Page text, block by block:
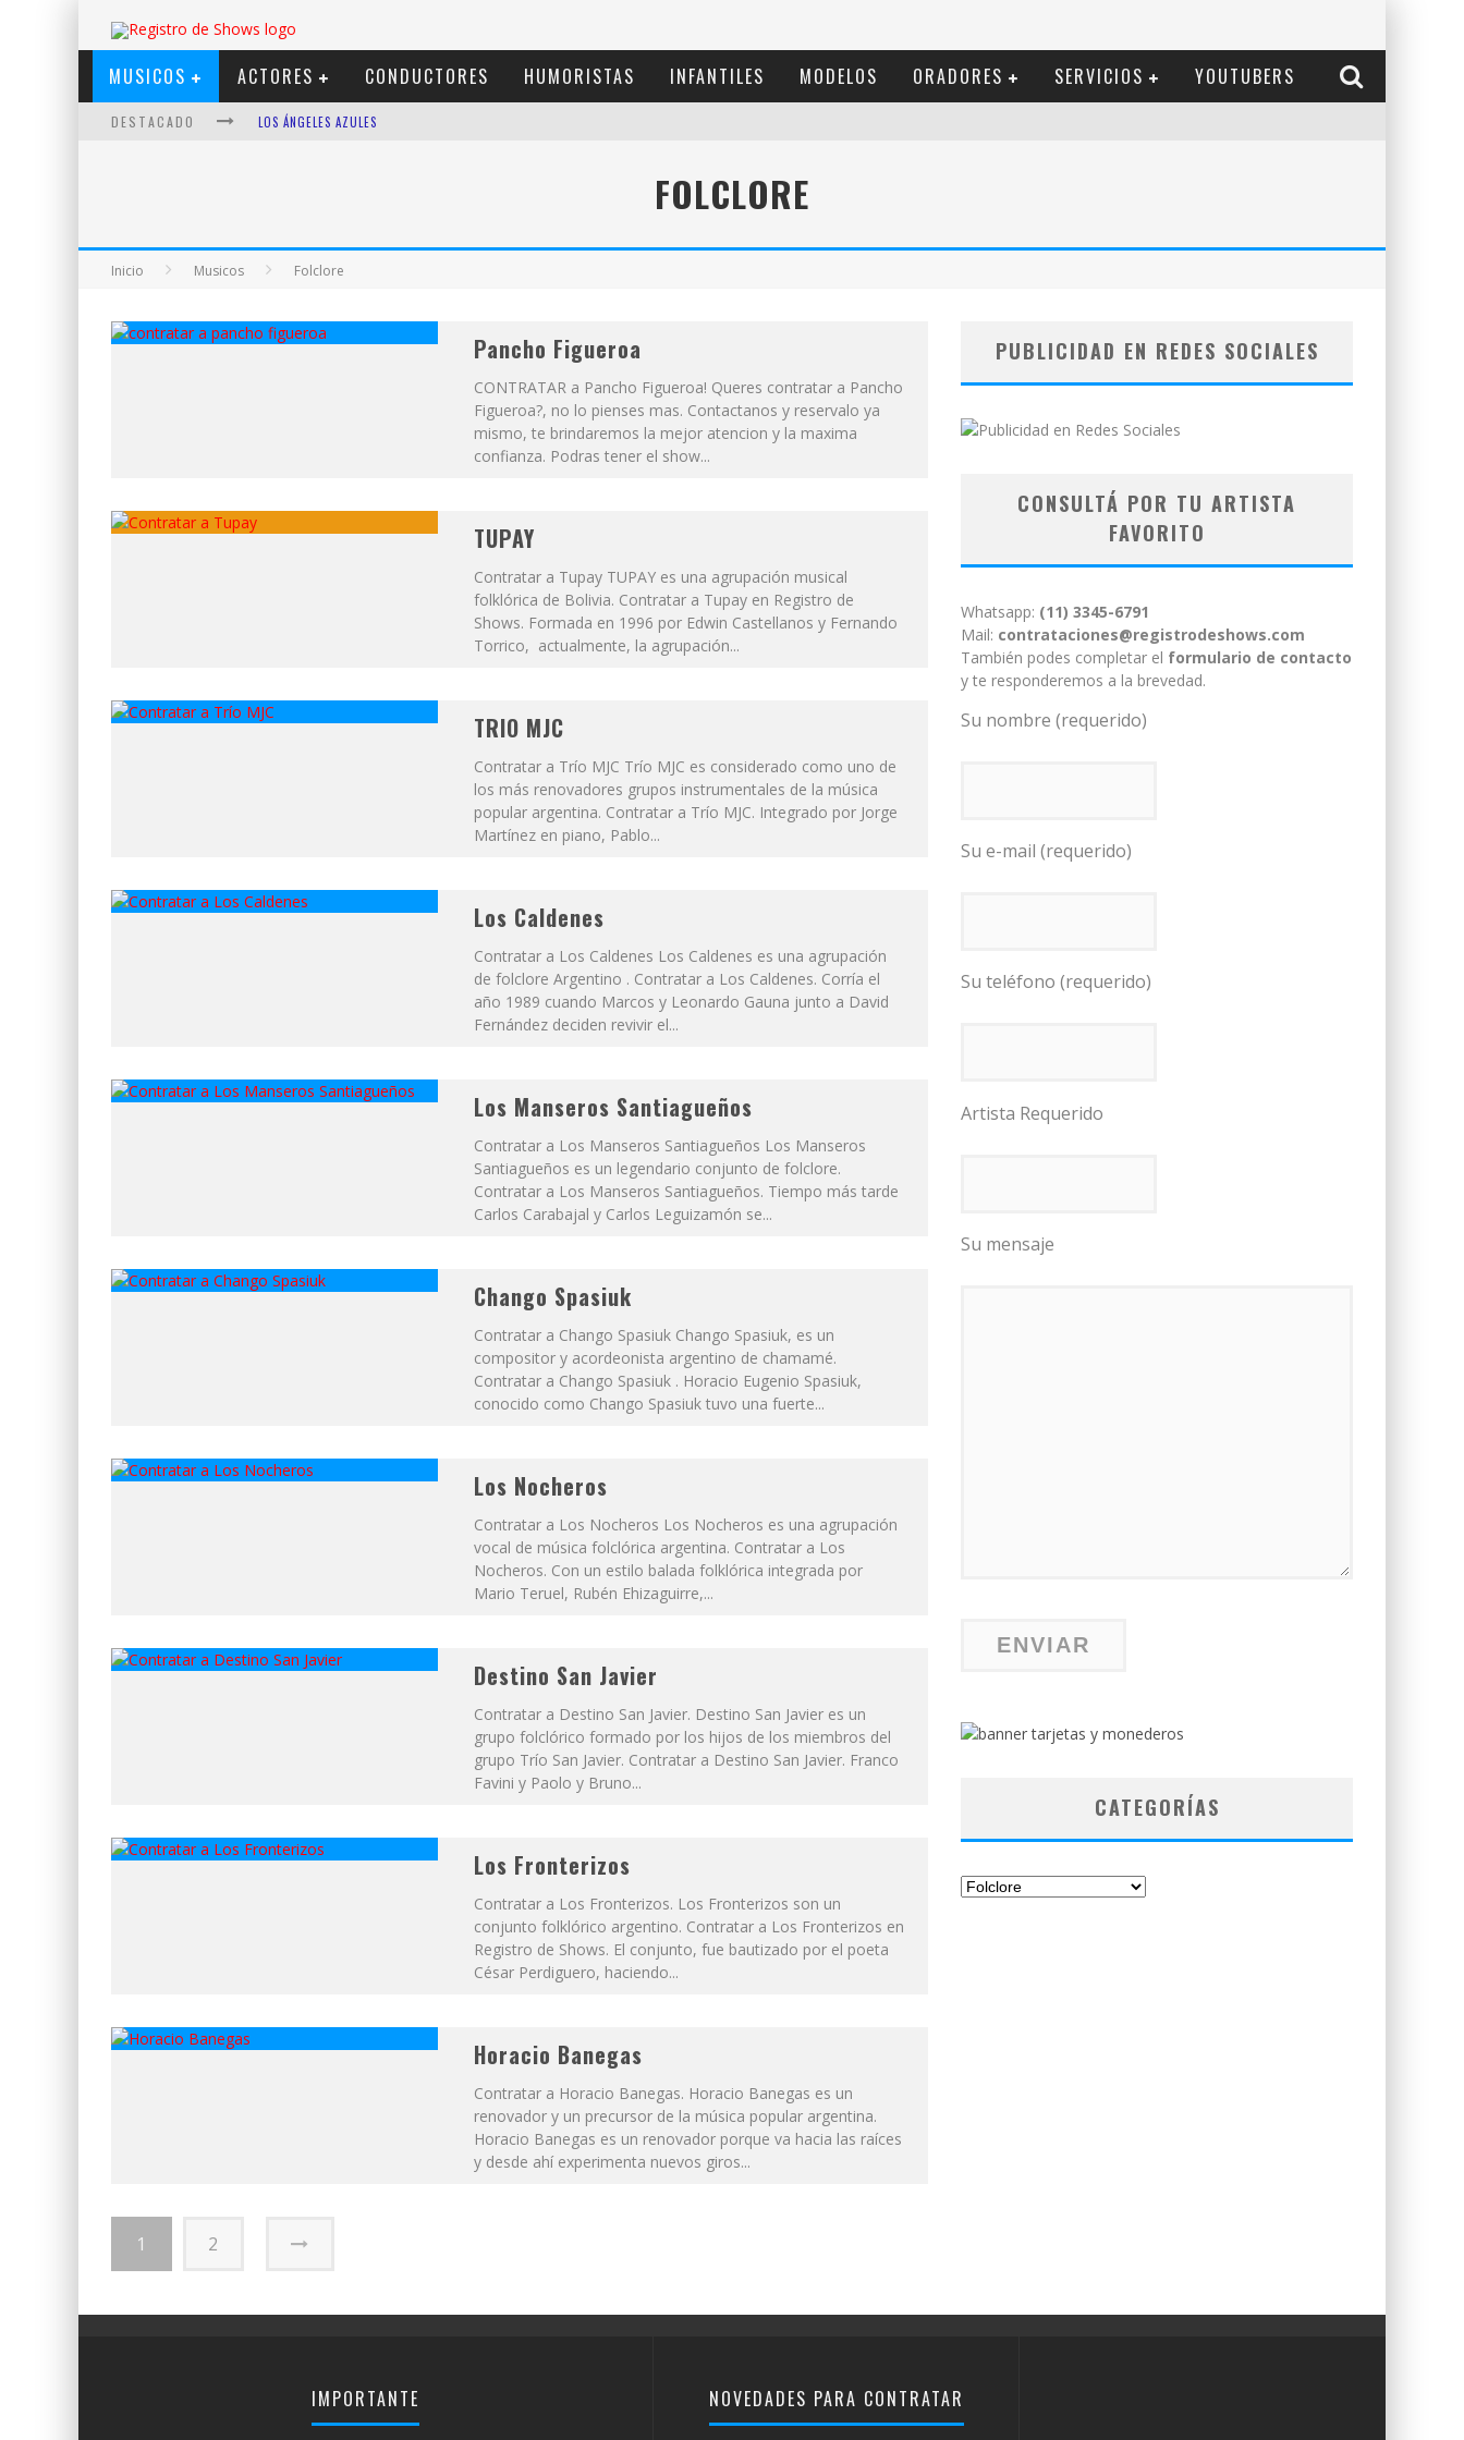
MUSICOS ACTORES CONDUCTORES HUMORISTAS INFANTILES MODELOS ORADORES SERVICIOS YOUTUBERS
DESTACADO LOS ÁNGELES AZULES
DUKI
VI EM
FOLCLORE
Inicio Musicos Folclore
Pancho Figueroa
CONTRATAR a Pancho Figueroa! Queres contratar a Pancho
Figueroa?, no lo pienses mas. Contactanos y reservalo ya
mismo, te brindaremos la mejor atencion y la maxima
confianza. Podras tener el show...
TUPAY
Contratar a Tupay TUPAY es una agrupación musical
folklórica de Bolivia. Contratar a Tupay en Registro de
Shows. Formada en 1996 por Edwin Castellanos y Fernando
Torrico, actualmente, la agrupación...
TRIO MJC
Contratar a Trío MJC Trío MJC es considerado como uno de
los más renovadores grupos instrumentales de la música
popular argentina. Contratar a Trío MJC. Integrado por Jorge
Martínez en piano, Pablo...
Los Caldenes
Contratar a Los Caldenes Los Caldenes es una agrupación
de folclore Argentino . Contratar a Los Caldenes. Corría el
año 1989 cuando Marcos y Leonardo Gauna junto a David
Fernández deciden revivir el...
Los Manseros Santiagueños
Contratar a Los Manseros Santiagueños Los Manseros
Santiagueños es un legendario conjunto de folclore.
Contratar a Los Manseros Santiagueños. Tiempo más tarde
Carlos Carabajal y Carlos Leguizamón se...
Chango Spasiuk
Contratar a Chango Spasiuk Chango Spasiuk, es un
compositor y acordeonista argentino de chamamé.
Contratar a Chango Spasiuk . Horacio Eugenio Spasiuk,
conocido como Chango Spasiuk tuvo una fuerte...
Los Nocheros
Contratar a Los Nocheros Los Nocheros es una agrupación
vocal de música folclórica argentina. Contratar a Los
Nocheros. Con un estilo balada folklórica integrada por
Mario Teruel, Rubén Ehizaguirre,...
Destino San Javier
Contratar a Destino San Javier. Destino San Javier es un
grupo folclórico formado por los hijos de los miembros del
grupo Trío San Javier. Contratar a Destino San Javier. Franco
Favini y Paolo y Bruno...
Los Fronterizos
Contratar a Los Fronterizos. Los Fronterizos son un
conjunto folklórico argentino. Contratar a Los Fronterizos en
Registro de Shows. El conjunto, fue bautizado por el poeta
César Perdiguero, haciendo...
Horacio Banegas
Contratar a Horacio Banegas. Horacio Banegas es un
renovador y un precursor de la música popular argentina.
Horacio Banegas es un renovador porque va hacia las raíces
y desde ahí experimenta nuevos giros...
1 2
PUBLICIDAD EN REDES SOCIALES
CONSULTÁ POR TU ARTISTA
FAVORITO
Whatsapp: (11) 3345-6791
Mail: contrataciones@registrodeshows.com
También podes completar el formulario de contacto
y te responderemos a la brevedad.
Su nombre (requerido)
Su e-mail (requerido)
Su teléfono (requerido)
Artista Requerido
Su mensaje
CATEGORÍAS
Categorías
IMPORTANTE NOVEDADES PARA CONTRATAR